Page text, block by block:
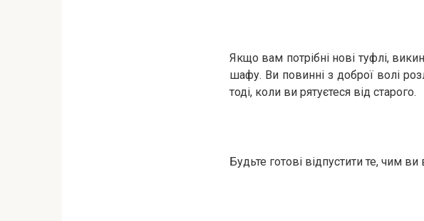
Якщо вам потрібні нові туфлі,
шафу. Ви повинні з доброї волі
тоді, коли ви рятуєтеся від старого.
Будьте готові відпустити те, чим